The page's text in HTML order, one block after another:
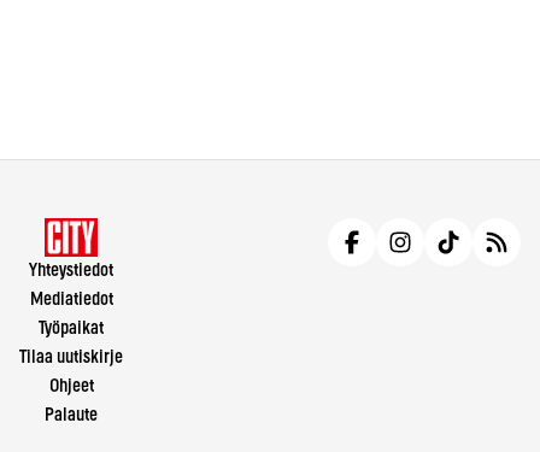
Yhteystiedot
Mediatiedot
Työpaikat
Tilaa uutiskirje
Ohjeet
Palaute